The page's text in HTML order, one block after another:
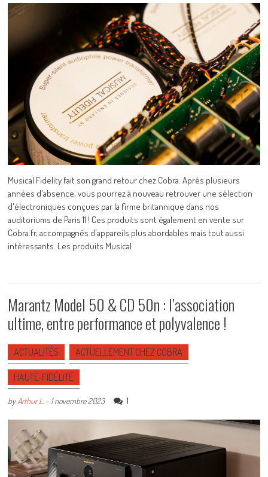
Musical Fidelity fait son grand retour chez Cobra. Après plusieurs
années d'absence, vous pourrez à nouveau retrouver une sélection
d'électroniques conçues par la firme britannique dans nos
auditoriums de Paris 11 ! Ces produits sont également en vente sur
Cobra.fr, accompagnés d'appareils plus abordables mais tout aussi
intéressants. Les produits Musical
Marantz Model 50 & CD 50n : l’association
ultime, entre performance et polyvalence !
ACTUALITÉS ACTUELLEMENT CHEZ COBRA
HAUTE-FIDÉLITÉ
byArthur L. - 1 novembre 2023 1